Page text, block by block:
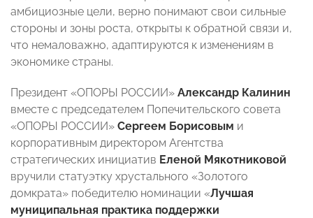
амбициозные цели, верно понимают свои сильные
стороны и зоны роста, открыты к обратной связи и,
что немаловажно, адаптируются к изменениям в
экономике страны.
Президент «ОПОРЫ РОССИИ» Александр Калинин
вместе с председателем Попечительского совета
«ОПОРЫ РОССИИ» Сергеем Борисовым и
корпоративным директором Агентства
стратегических инициатив Еленой Мякотниковой
вручили статуэтку хрустального «Золотого
домкрата» победителю номинации «Лучшая
муниципальная практика поддержки